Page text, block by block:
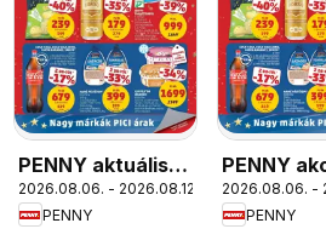
PENNY aktuális
akciós újság
2026.08.06. - 2026.08.12.
PENNY
PENNY
újság
2026.08.06. -
PENNY